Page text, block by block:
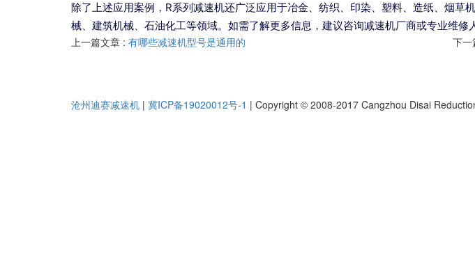
除了上述应用案例，R系列减速机还广泛应用于冶金、纺织、印染、塑料、造纸、烟草
械、建筑机械、石油化工等领域。如需了解更多信息，建议咨询减速机厂商或专业维修
上一篇文章 : 有哪些减速机型号是通用的 下一
沧州迪赛减速机 | 冀ICP备19020012号-1 | Copyright © 2008-2017 Cangzhou Disai